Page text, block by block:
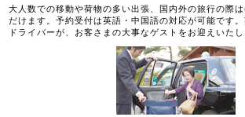
大人数での移動や荷物の多い出張、国内外の旅行の際
だけます。予約受付は英語・中国語の対応が可能です
ドライバーが、お客さまの大事なゲストをお迎えいたし